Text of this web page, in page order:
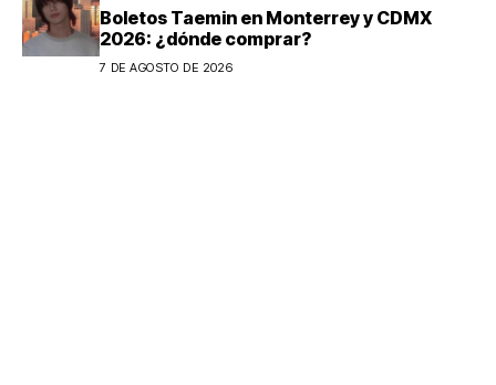
Boletos Taemin en Monterrey y CDMX
2026: ¿dónde comprar?
7 DE AGOSTO DE 2026